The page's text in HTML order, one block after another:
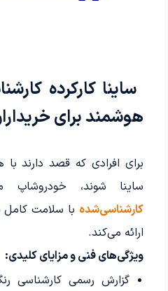
ساینا کارکرده
هوشمند برای
برای افرادی که قصد دارند با
ساینا شوند،
کارشناسی‌شده با سلامت کامل
ارائه می‌کند.
ویژگی‌های فنی و مزایای کلیدی:
گزارش رسمی کارشناسی